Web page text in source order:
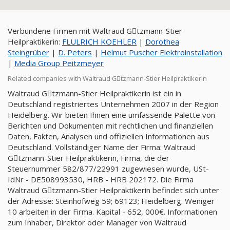
Verbundene Firmen mit Waltraud Gِtzmann-Stier
Heilpraktikerin: FLULRICH KOEHLER | Dorothea
Steingrüber | D. Peters | Helmut Puscher Elektroinstallation
| Media Group Peitzmeyer
Related companies with Waltraud Gِtzmann-Stier Heilpraktikerin
Waltraud Gِtzmann-Stier Heilpraktikerin ist ein in
Deutschland registriertes Unternehmen 2007 in der Region
Heidelberg. Wir bieten Ihnen eine umfassende Palette von
Berichten und Dokumenten mit rechtlichen und finanziellen
Daten, Fakten, Analysen und offiziellen Informationen aus
Deutschland. Vollständiger Name der Firma: Waltraud
Gِtzmann-Stier Heilpraktikerin, Firma, die der
Steuernummer 582/877/22991 zugewiesen wurde, USt-
IdNr - DE508993530, HRB - HRB 202172. Die Firma
Waltraud Gِtzmann-Stier Heilpraktikerin befindet sich unter
der Adresse: Steinhofweg 59; 69123; Heidelberg. Weniger
10 arbeiten in der Firma. Kapital - 652, 000€. Informationen
zum Inhaber, Direktor oder Manager von Waltraud